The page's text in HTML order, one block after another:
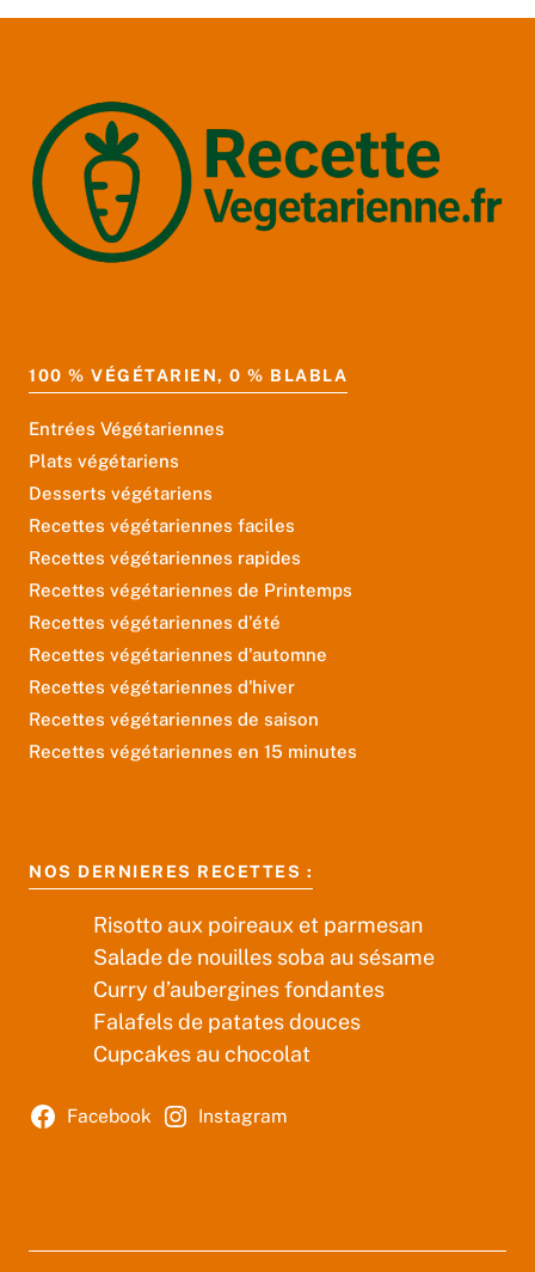
100 % VÉGÉTARIEN, 0 % BLABLA
Entrées Végétariennes
Plats végétariens
Desserts végétariens
Recettes végétariennes faciles
Recettes végétariennes rapides
Recettes végétariennes de Printemps
Recettes végétariennes d'été
Recettes végétariennes d'automne
Recettes végétariennes d'hiver
Recettes végétariennes de saison
Recettes végétariennes en 15 minutes
NOS DERNIERES RECETTES :
Risotto aux poireaux et parmesan
Salade de nouilles soba au sésame
Curry d’aubergines fondantes
Falafels de patates douces
Cupcakes au chocolat
Facebook Instagram